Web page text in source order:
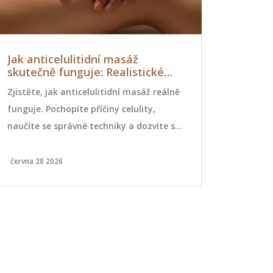
Jak anticelulitidní masáž
skutečně funguje: Realistické
Zjistěte, jak anticelulitidní masáž reálně
funguje. Pochopíte příčiny celulity,
naučíte se správné techniky a dozvíte se,
června 28 2026